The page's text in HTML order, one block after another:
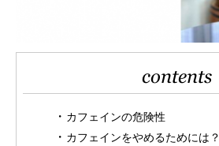
contents
カフェインの危険性
カフェインをやめるためには？